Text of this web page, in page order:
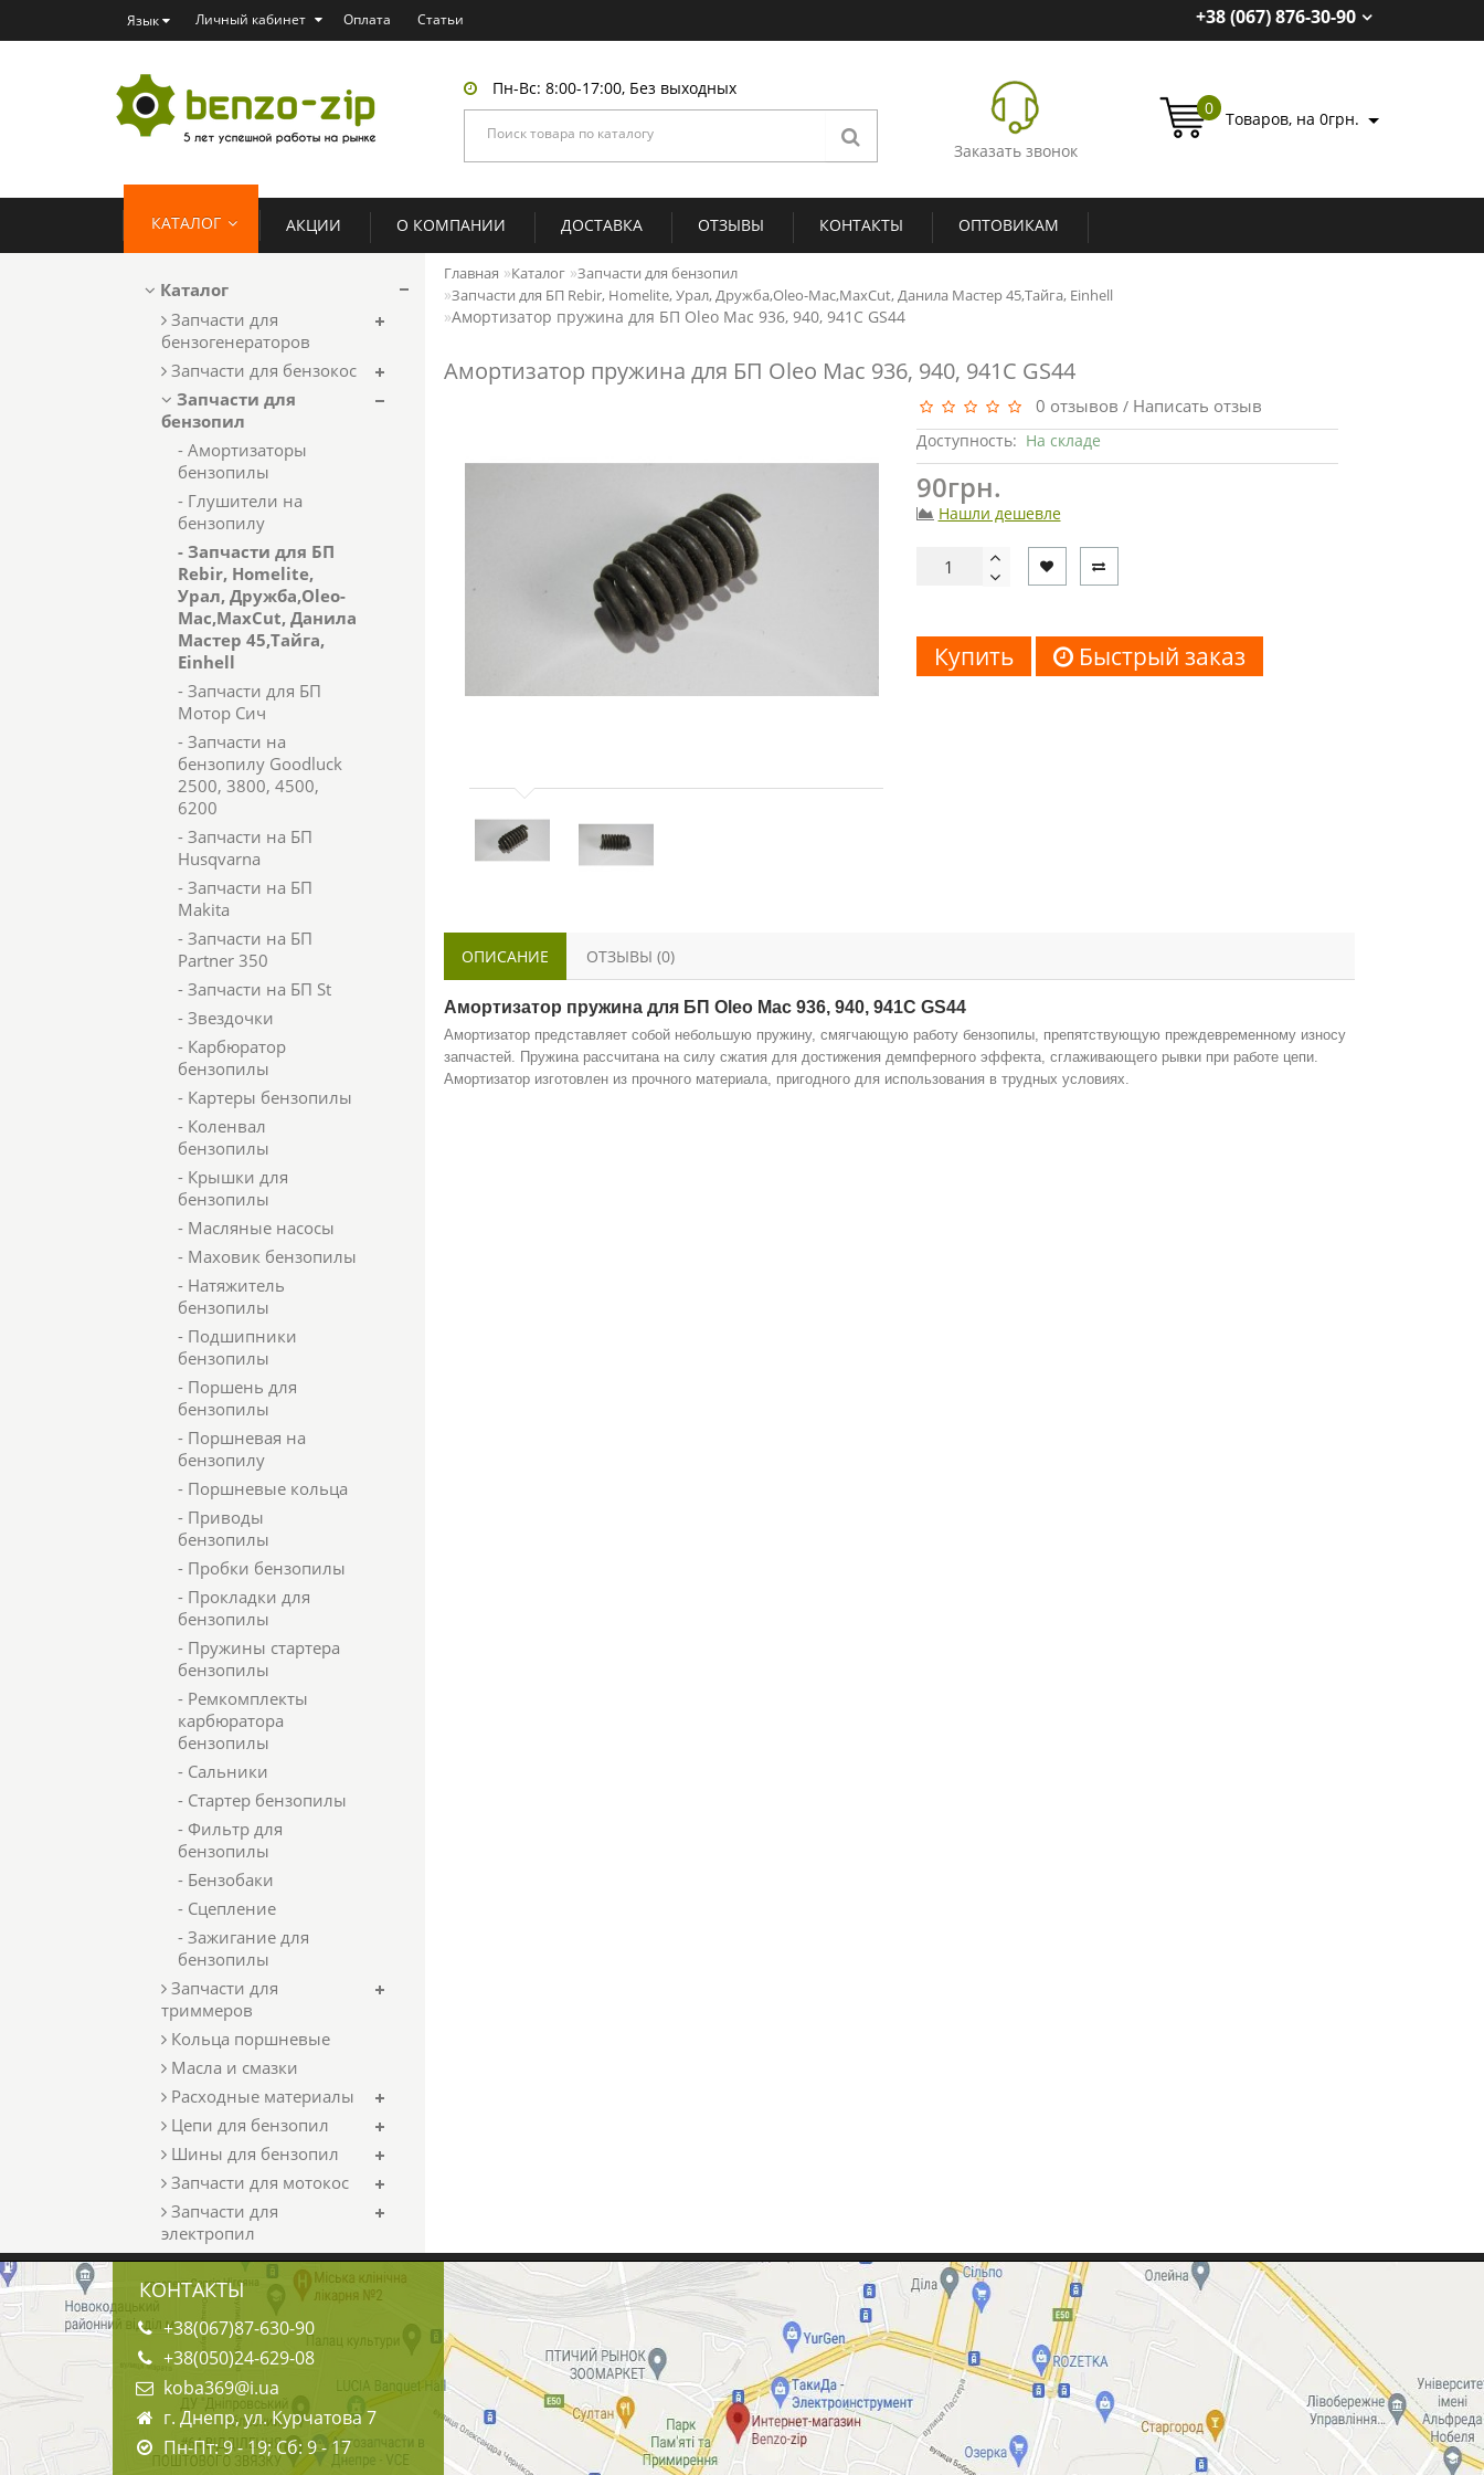
Язык Личный кабинет Оплата Статьи +38 (067) 876-30-90
Пн-Вс: 8:00-17:00, Без выходных
Заказать звонок
0
Товаров, на 0грн.
КАТАЛОГ АКЦИИ О КОМПАНИИ ДОСТАВКА ОТЗЫВЫ КОНТАКТЫ ОПТОВИКАМ
Каталог
Запчасти для
бензогенераторов
Запчасти для бензокос
Запчасти для
бензопил
- Амортизаторы
бензопилы
- Глушители на
бензопилу
- Запчасти для БП
Rebir, Homelite,
Урал, Дружба,Oleo-
Mac,MaxCut, Данила
Мастер 45,Тайга,
Einhell
- Запчасти для БП
Мотор Сич
- Запчасти на
бензопилу Goodluck
2500, 3800, 4500,
6200
- Запчасти на БП
Husqvarna
- Запчасти на БП
Makita
- Запчасти на БП
Partner 350
- Запчасти на БП St
- Звездочки
- Карбюратор
бензопилы
- Картеры бензопилы
- Коленвал
бензопилы
- Крышки для
бензопилы
- Масляные насосы
- Маховик бензопилы
- Натяжитель
бензопилы
- Подшипники
бензопилы
- Поршень для
бензопилы
- Поршневая на
бензопилу
- Поршневые кольца
- Приводы
бензопилы
- Пробки бензопилы
- Прокладки для
бензопилы
- Пружины стартера
бензопилы
- Ремкомплекты
карбюратора
бензопилы
- Сальники
- Стартер бензопилы
- Фильтр для
бензопилы
- Бензобаки
- Сцепление
- Зажигание для
бензопилы
Запчасти для
триммеров
Кольца поршневые
Масла и смазки
Расходные материалы
Цепи для бензопил
Шины для бензопил
Запчасти для мотокос
Запчасти для
электропил
Главная Каталог
Запчасти для бензопил
Запчасти для БП Rebir, Homelite, Урал, Дружба,Oleo-Mac,MaxCut, Данила Мастер 45,Тайга, Einhell
Амортизатор пружина для БП Oleo Mac 936, 940, 941С GS44
Амортизатор пружина для БП Oleo Mac 936, 940, 941С GS44
0 отзывов / Написать отзыв
Доступность: На складе
90грн.
Нашли дешевле
Купить Быстрый заказ
ОПИСАНИЕ ОТЗЫВЫ (0)
Амортизатор пружина для БП Oleo Mac 936, 940, 941С GS44
Амортизатор представляет собой небольшую пружину, смягчающую работу бензопилы, препятствующую преждевременному износу
запчастей. Пружина рассчитана на силу сжатия для достижения демпферного эффекта, сглаживающего рывки при работе цепи.
Амортизатор изготовлен из прочного материала, пригодного для использования в трудных условиях.
КОНТАКТЫ
+38(067)87-630-90
+38(050)24-629-08
koba369@i.ua
г. Днепр, ул. Курчатова 7
Пн-Пт: 9 - 19; Сб: 9 - 17